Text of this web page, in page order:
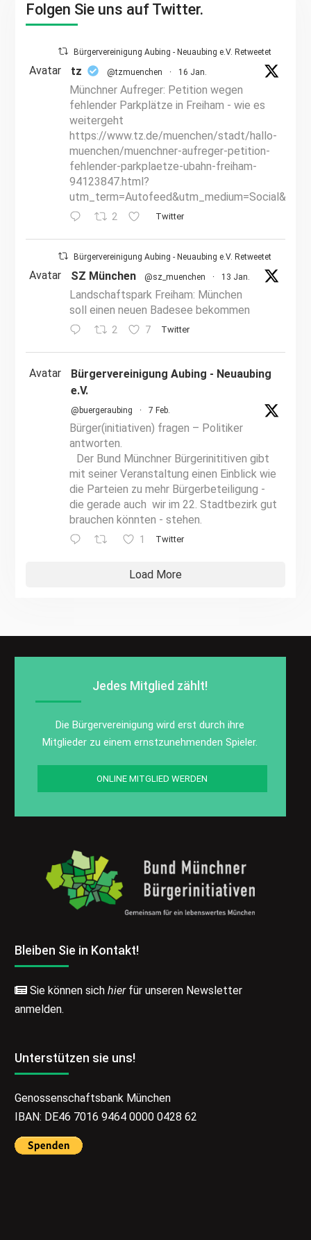
Folgen Sie uns auf Twitter.
Bürgervereinigung Aubing - Neuaubing e.V. Retweetet
Avatar tz @tzmuenchen · 16 Jan.
Münchner Aufreger: Petition wegen
fehlender Parkplätze in Freiham - wie es
weitergeht
https://www.tz.de/muenchen/stadt/hallo-
muenchen/muenchner-aufreger-petition-
fehlender-parkplaetze-ubahn-freiham-
94123847.html?
2 Twitter
Bürgervereinigung Aubing - Neuaubing e.V. Retweetet
Avatar SZ München @sz_muenchen · 13 Jan.
Landschaftspark Freiham: München
soll einen neuen Badesee bekommen
2 7 Twitter
Avatar
Bürgervereinigung Aubing - Neuaubing
e.V.
@buergeraubing · 7 Feb.
Bürger(initiativen) fragen – Politiker
antworten.
Der Bund Münchner Bürgerinititiven gibt
mit seiner Veranstaltung einen Einblick wie
die Parteien zu mehr Bürgerbeteiligung -
die gerade auch wir im 22. Stadtbezirk gut
brauchen könnten - stehen.
1 Twitter
Load More
Jedes Mitglied zählt!
Die Bürgervereinigung wird erst durch ihre
Mitglieder zu einem ernstzunehmenden Spieler.
ONLINE MITGLIED WERDEN
Bleiben Sie in Kontakt!
Sie können sichhier für unseren Newsletter
anmelden.
Unterstützen sie uns!
Genossenschaftsbank München
IBAN: DE46 7016 9464 0000 0428 62